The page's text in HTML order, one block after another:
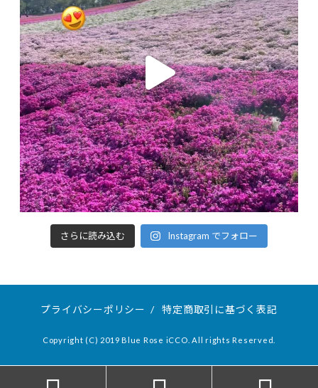
さらに読み込む Instagram でフォロー
プライバシーポリシー / 特定商取引に基づく表記
Copyright (C) 2019 Blue Rose iCCO. All rights Reserved.